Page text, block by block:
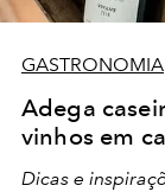
GASTRONOMIA
Adega
vinhos em
Dicas e